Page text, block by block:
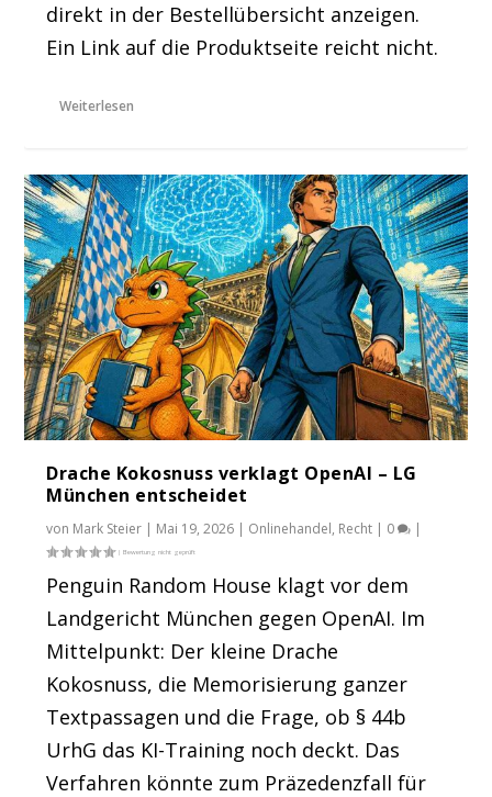
direkt in der Bestellübersicht anzeigen.
Ein Link auf die Produktseite reicht nicht.
Weiterlesen
Drache Kokosnuss verklagt OpenAI – LG
München entscheidet
von Mark Steier | Mai 19, 2026 | Onlinehandel, Recht | 0 |
Penguin Random House klagt vor dem
Landgericht München gegen OpenAI. Im
Mittelpunkt: Der kleine Drache
Kokosnuss, die Memorisierung ganzer
Textpassagen und die Frage, ob § 44b
UrhG das KI-Training noch deckt. Das
Verfahren könnte zum Präzedenzfall für